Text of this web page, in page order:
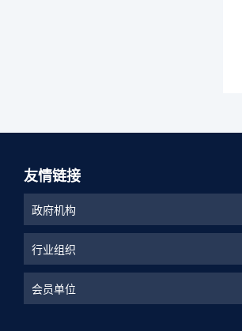
友情链接
政府机构
行业组织
会员单位